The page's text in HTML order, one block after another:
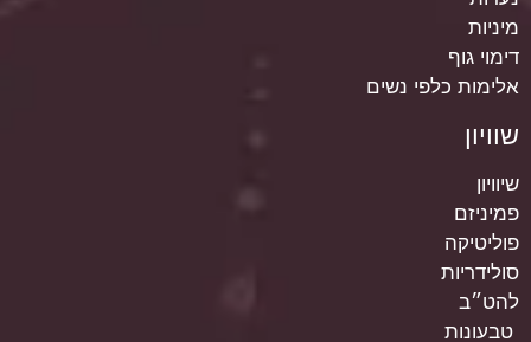
מיניות
דימוי גוף
אלימות כלפי נשים
שוויון
שיוויון
פמיניזם
פוליטיקה
סולידריות
להט״ב
טבעונות